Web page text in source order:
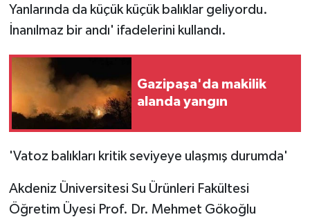
Yanlarında da küçük küçük balıklar geliyordu.
İnanılmaz bir andı' ifadelerini kullandı.
Gazipaşa'da makilik
alanda yangın
'Vatoz balıkları kritik seviyeye ulaşmış durumda'
Akdeniz Üniversitesi Su Ürünleri Fakültesi
Öğretim Üyesi Prof. Dr. Mehmet Gökoğlu